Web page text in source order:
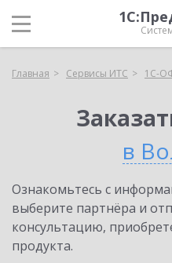
Главная Сервисы ИТС 1С-
в
Ознакомьтесь с
выберите партнёра и
консультацию,
продукта.